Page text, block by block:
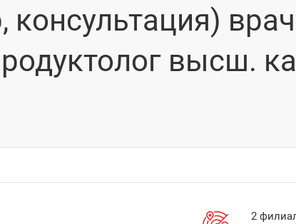
высш.
2